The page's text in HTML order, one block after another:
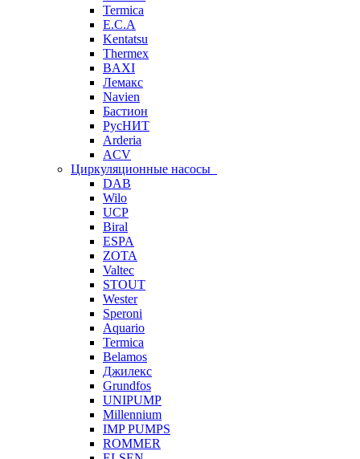
Termica
E.C.A
Kentatsu
Thermex
BAXI
Лемакс
Navien
Бастион
РусНИТ
Arderia
ACV
Циркуляционные насосы
DAB
Wilo
UCP
Biral
ESPA
ZOTA
Valtec
STOUT
Wester
Speroni
Aquario
Termica
Belamos
Джилекс
Grundfos
UNIPUMP
Millennium
IMP PUMPS
ROMMER